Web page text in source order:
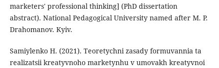
marketers' professional thinking] (PhD dissertation
abstract). National Pedagogical University named after M. P.
Drahomanov. Kyiv.
Samiylenko H. (2021). Teoretychni zasady formuvannia ta
realizatsii kreatyvnoho marketynhu v umovakh kreatyvnoi